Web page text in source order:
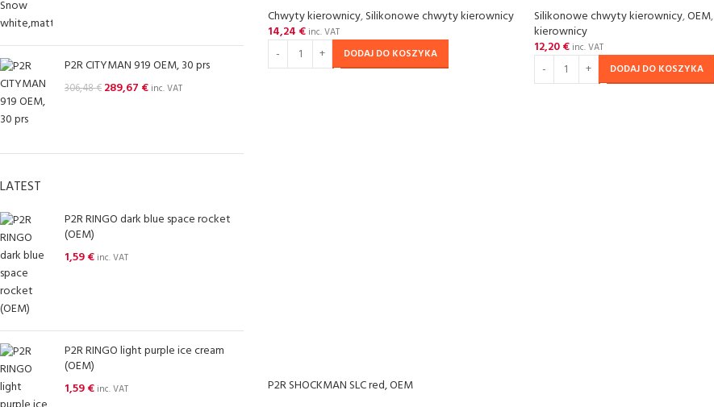
P2R CITYMAN 919 OEM, 30 prs
306,48€ 289,67 € inc. VAT
LATEST
P2R RINGO dark blue space rocket
(OEM)
1,59€ inc. VAT
P2R RINGO light purple ice cream
(OEM)
1,59€ inc. VAT
Chwyty kierownicy,Silikonowe chwyty kierownicy
14,24 € inc. VAT
DODAJ DO KOSZYKA
Silikonowe chwyty kierownicy,OEM,
kierownicy
12,20€inc. VAT
DODAJ DO KOSZYKA
P2R SHOCKMAN SLC red, OEM